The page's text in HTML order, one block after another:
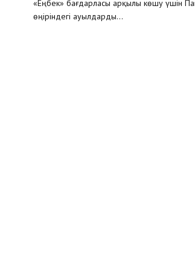
«Еңбек» бағдарласы арқылы көшу үшін
өңіріндегі ауылдарды...